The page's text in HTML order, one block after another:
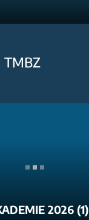
TMBZ
2026 (1)